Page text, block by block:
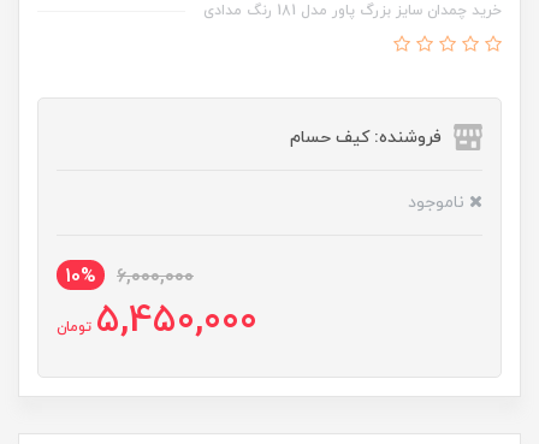
خرید چمدان سایز بزرگ پاور مدل 181 رنگ مدادی
فروشنده: کیف حسام
ناموجود
6,000,000
10%
5,450,000 تومان